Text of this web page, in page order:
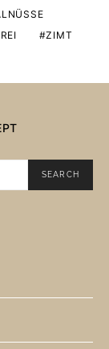
ZIMT
SEARCH